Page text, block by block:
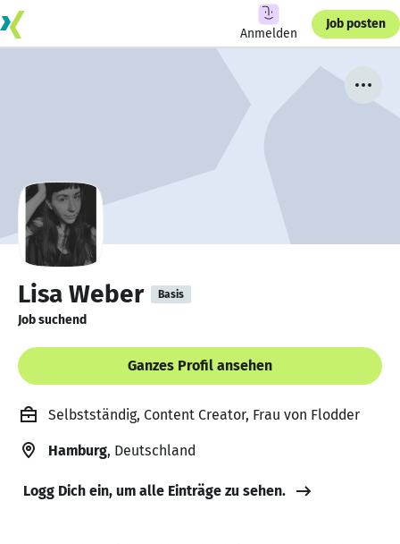
Anmelden
Job posten
Lisa Weber Basis
Job suchend
Ganzes Profil ansehen
Selbstständig, Content Creator, Frau von Flodder
Hamburg, Deutschland
Logg Dich ein, um alle Einträge zu sehen.